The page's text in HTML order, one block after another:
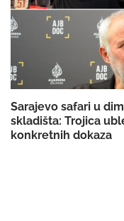
Sarajevo safari u
skladišta: Trojica
konkretnih dokaza